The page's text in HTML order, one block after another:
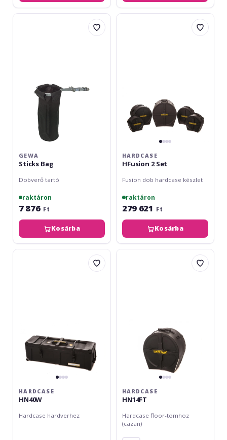
Gewa
GEWA
Sticks Bag
Dobverő tartó
raktáron
7 876 Ft
Kosárba
Hardcase
HARDCASE
HFusion 2 Set
Fusion dob hardcase készlet
raktáron
279 621 Ft
Kosárba
Hardcase
HARDCASE
HN40W
Hardcase hardverhez
Hardcase
HARDCASE
HN14FT
Hardcase floor-tomhoz
(cazan)